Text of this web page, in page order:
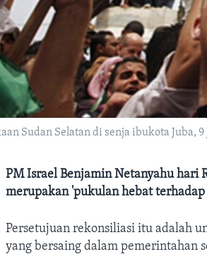
Sudan Selatan di senja ibukota Juba, 9
PM Israel Benjamin Netanyahu hari
merupakan 'pukulan hebat
Persetujuan rekonsiliasi itu adalah
yang bersaing dalam pemerintahan